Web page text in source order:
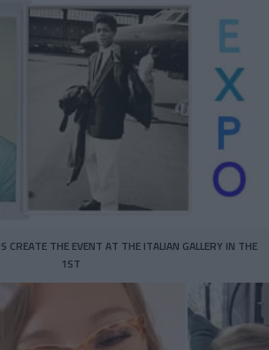
CREATE THE EVENT AT THE ITALIAN GALLERY IN THE
1ST